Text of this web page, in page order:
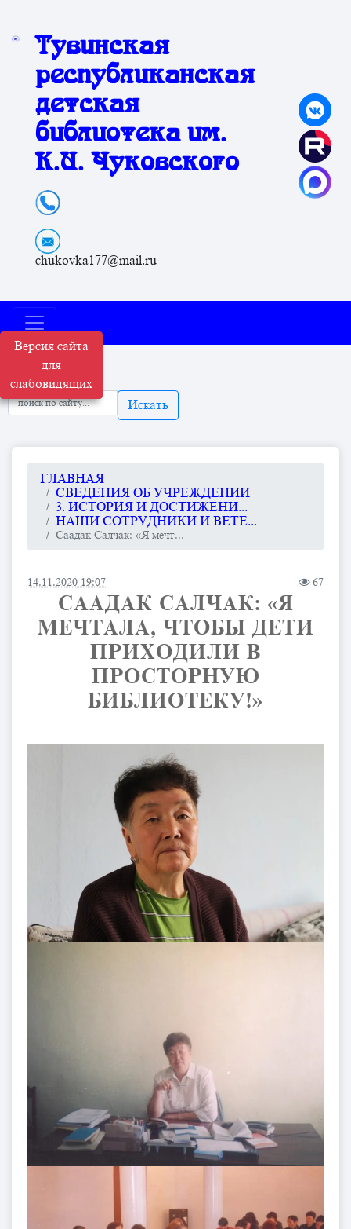
Версия сайта
для
слабовидящих
Тувинская
республиканская
детская
библиотека им.
К.И. Чуковского
chukovka177@mail.ru
Искать
ГЛАВНАЯ
СВЕДЕНИЯ ОБ УЧРЕЖДЕНИИ
3. ИСТОРИЯ И ДОСТИЖЕНИ...
НАШИ СОТРУДНИКИ И ВЕТЕ...
Саадак Салчак: «Я мечт...
14.11.2020 19:07 67
СААДАК САЛЧАК: «Я
МЕЧТАЛА, ЧТОБЫ ДЕТИ
ПРИХОДИЛИ В
ПРОСТОРНУЮ
БИБЛИОТЕКУ!»